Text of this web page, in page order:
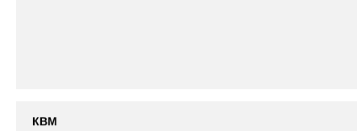
КВМ